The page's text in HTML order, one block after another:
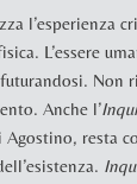
l’esperienza
L’essere
Non
Anche l’
resta